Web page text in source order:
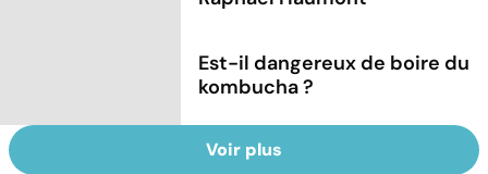
Est-il dangereux de boire du
kombucha ?
Voir plus